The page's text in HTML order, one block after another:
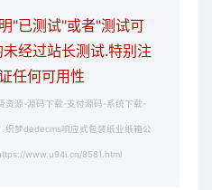
"已测试"或者"测试可
经过站长测试.特别注
任何可用性
资源-源码下载-支付源码-系统下载-
织梦dedecms响应式包装纸业纸箱公
www.u94i.cn/8581.html